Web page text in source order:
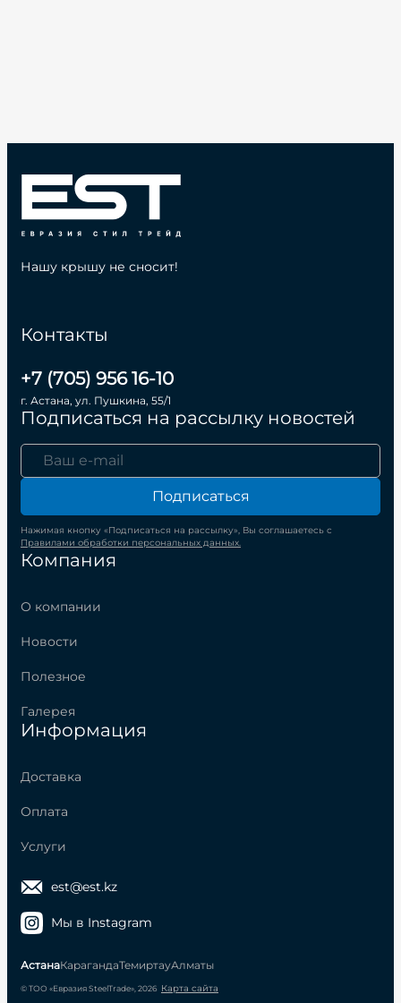
Компания
О компании
Новости
Полезное
Галерея
Информация
Доставка
Оплата
Услуги
Контакты
+7 (705) 956 16-10
г. Астана, ул. Пушкина, 55/1
Подписаться на рассылку новостей
Подписаться
Нажимая кнопку «Подписаться на рассылку», Вы соглашаетесь с
Правилами обработки персональных данных.
Нашу крышу не сносит!
est@est.kz
Мы в Instagram
АстанаКарагандаТемиртауАлматы
© ТОО «Евразия SteelTrade», 2026 Карта сайта